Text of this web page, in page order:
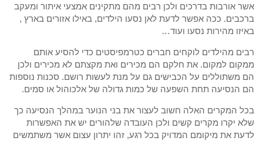
אשר אורבות בדרכים ולכן רבים מהם מתקינים אמצעי איתור ומעקב
ברכבים. ככה אפשר לדעת לאן נסעו הילדים, באילו אזורים בארץ ,
באיזו מהירות נסעו ועוד…
רבים מהילדים לוקחים חברים כטרמפיסטים כדי להסיע אותם
ממקום למקום. את חלקם הם מכירים ואת מקצתם לא מכירים ולכן
הם משתוללים על הכבישים גם על מנת לעשות רושם. סכנות נוספות
הם הנסיעה תחת השפעה של כמות גדולה של אלכוהול או סמים.
בכל המקרים האלה חשוב לעצור את בני הנוער במהלך הנסיעה כך
שלא יקרו מקרים קשים ולכן העובדה שלהורים יש את האפשרות
לדעת את מיקומם המדויק בכל רגע, זהו יתרון עצום אשר משתמשים